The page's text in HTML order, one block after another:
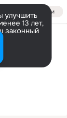
Войти
улучшить
13 лет,
законный